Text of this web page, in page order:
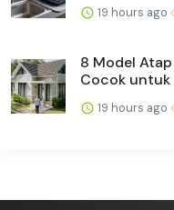
19 hours ago
8 Model
Cocok untuk
19 hours ago